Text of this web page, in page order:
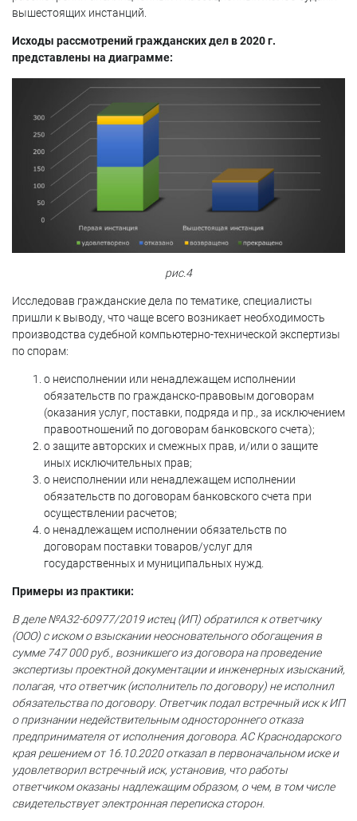
вышестоящих инстанций.
Исходы рассмотрений гражданских дел в 2020 г.
представлены на диаграмме:
рис.4
Исследовав гражданские дела по тематике, специалисты
пришли к выводу, что чаще всего возникает необходимость
производства судебной компьютерно-технической экспертизы
по спорам:
о неисполнении или ненадлежащем исполнении
обязательств по гражданско-правовым договорам
(оказания услуг, поставки, подряда и пр., за исключением
правоотношений по договорам банковского счета);
о защите авторских и смежных прав, и/или о защите
иных исключительных прав;
о неисполнении или ненадлежащем исполнении
обязательств по договорам банковского счета при
осуществлении расчетов;
о ненадлежащем исполнении обязательств по
договорам поставки товаров/услуг для
государственных и муниципальных нужд.
Примеры из практики:
В деле №А32-60977/2019 истец (ИП) обратился к ответчику
(ООО) с иском о взыскании неосновательного обогащения в
сумме 747 000 руб., возникшего из договора на проведение
экспертизы проектной документации и инженерных изысканий,
полагая, что ответчик (исполнитель по договору) не исполнил
обязательства по договору. Ответчик подал встречный иск к ИП
о признании недействительным одностороннего отказа
предпринимателя от исполнения договора. АС Краснодарского
края решением от 16.10.2020 отказал в первоначальном иске и
удовлетворил встречный иск, установив, что работы
ответчиком оказаны надлежащим образом, о чем, в том числе
свидетельствует электронная переписка сторон.